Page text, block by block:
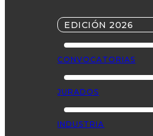
EDICIÓN 2026
CONVOCATORIAS
JURADOS
INDUSTRIA